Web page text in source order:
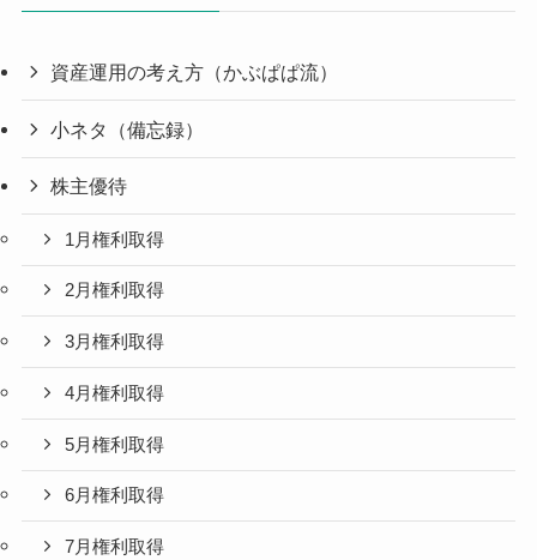
資産運用の考え方（かぶぱぱ流）
小ネタ（備忘録）
株主優待
1月権利取得
2月権利取得
3月権利取得
4月権利取得
5月権利取得
6月権利取得
7月権利取得